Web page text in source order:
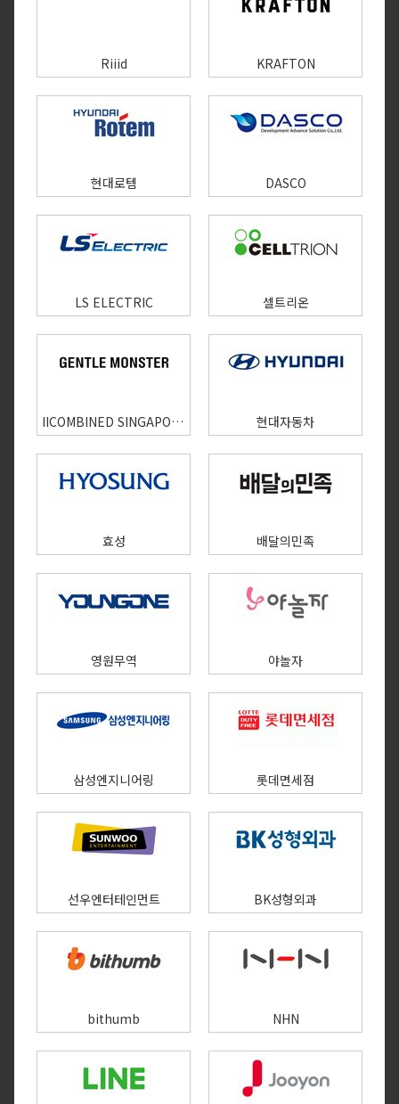
Riiid KRAFTON
현대로템 DASCO
LS ELECTRIC 셀트리온
IICOMBINED SINGAPORE PTE. LTD. 현대자동차
효성 배달의민족
영원무역 야놀자
삼성엔지니어링 롯데면세점
선우엔터테인먼트 BK성형외과
bithumb NHN